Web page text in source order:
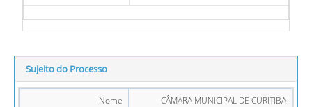
Sujeito do Processo
Nome
CÂMARA MUNICIPAL DE CURITIBA